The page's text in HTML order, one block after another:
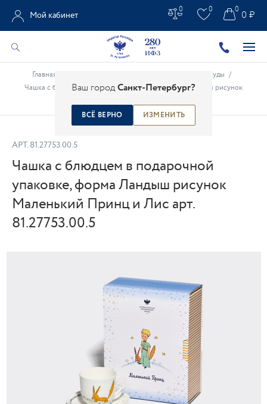
Ваш городСанкт-Петербург?
ВСЁ ВЕРНО ИЗМЕНИТЬ
Мой кабинет
0 0 0 ₽
0
Главная Наборы посуды /
Чашка с блюдцем в подарочной упаковке, форма Ландыш рисунок
АРТ. 81.27753.00.5
Чашка с блюдцем в подарочной
упаковке, форма Ландыш рисунок
Маленький Принц и Лис арт.
81.27753.00.5